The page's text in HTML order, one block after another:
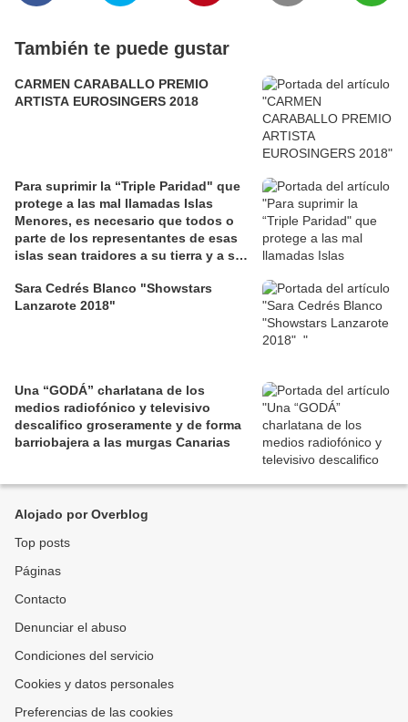
También te puede gustar
CARMEN CARABALLO PREMIO
ARTISTA EUROSINGERS 2018
Para suprimir la “Triple Paridad" que
protege a las mal llamadas Islas
Menores, es necesario que todos o
parte de los representantes de esas
islas sean traidores a su tierra y a su
Sara Cedrés Blanco "Showstars
Lanzarote 2018"
Una “GODÁ” charlatana de los
medios radiofónico y televisivo
descalifico groseramente y de forma
barriobajera a las murgas Canarias
Alojado por Overblog
Top posts
Páginas
Contacto
Denunciar el abuso
Condiciones del servicio
Cookies y datos personales
Preferencias de las cookies